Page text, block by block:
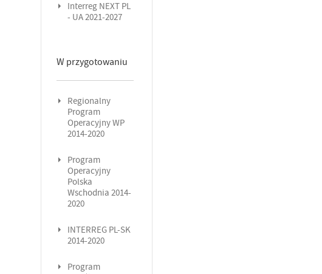
Interreg NEXT PL
- UA 2021-2027
W przygotowaniu
Regionalny
Program
Operacyjny WP
2014-2020
Program
Operacyjny
Polska
Wschodnia 2014-
2020
INTERREG PL-SK
2014-2020
Program